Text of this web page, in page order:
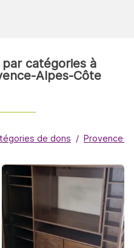
catégories à
Alpes-Côte
de dons Provence-